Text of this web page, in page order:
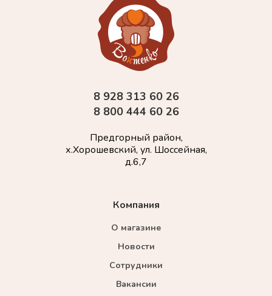
Компания
О магазине
Новости
Сотрудники
Вакансии
8 928 313 60 26
8 800 444 60 26
Предгорный район,
х.Хорошевский, ул. Шоссейная,
д.6,7